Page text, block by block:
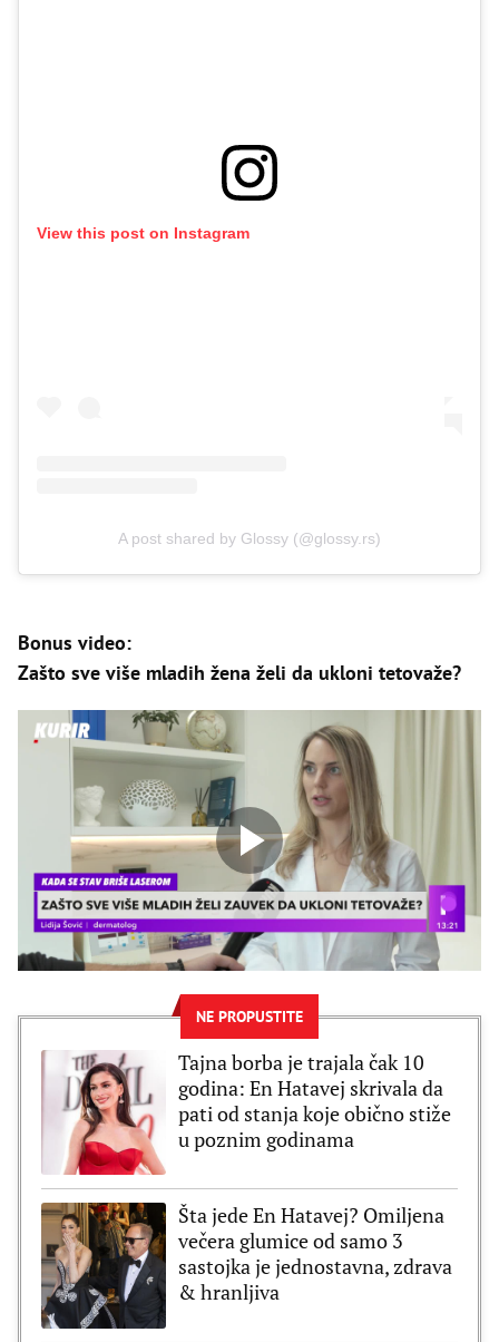
View this post on Instagram
A post shared by Glossy (@glossy.rs)
Bonus video:
Zašto sve više mladih žena želi da ukloni tetovaže?
NE PROPUSTITE
Tajna borba je trajala čak 10
godina: En Hatavej skrivala da
pati od stanja koje obično stiže
u poznim godinama
Šta jede En Hatavej? Omiljena
večera glumice od samo 3
sastojka je jednostavna, zdrava
& hranljiva